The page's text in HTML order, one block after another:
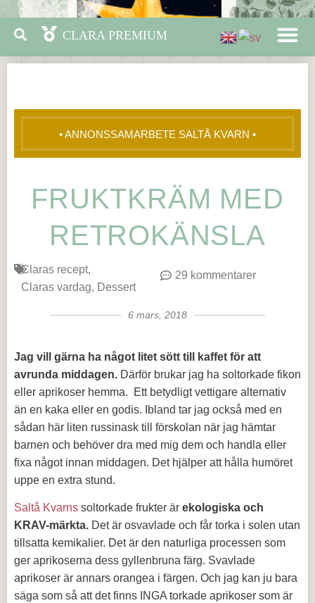
• ANNONSSAMARBETE SALTÅ KVARN •
FRUKTKRÄM MED
RETROKÄNSLA
Claras recept
Claras vardag
Dessert
29 kommentarer
6 mars, 2018
Jag vill gärna ha något litet sött till kaffet för att
avrunda middagen. Därför brukar jag ha soltorkade fikon
eller aprikoser hemma. Ett betydligt vettigare alternativ
än en kaka eller en godis. Ibland tar jag också med en
sådan här liten russinask till förskolan när jag hämtar
barnen och behöver dra med mig dem och handla eller
fixa något innan middagen. Det hjälper att hålla humöret
uppe en extra stund.
Saltå Kvarns soltorkade frukter är ekologiska och
KRAV-märkta. Det är osvavlade och får torka i solen utan
tillsatta kemikalier. Det är den naturliga processen som
ger aprikoserna dess gyllenbruna färg. Svavlade
aprikoser är annars orangea i färgen. Och jag kan ju bara
säga som så att det finns INGA torkade aprikoser som är